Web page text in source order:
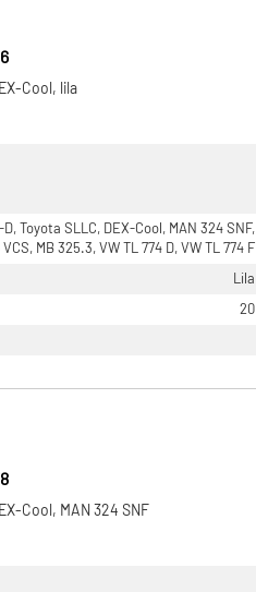
Cool, lila
Toyota SLLC, DEX-Cool, MAN 324 SNF,
MB 325.3, VW TL 774 D, VW TL 774 F
Lila
20
Cool, MAN 324 SNF